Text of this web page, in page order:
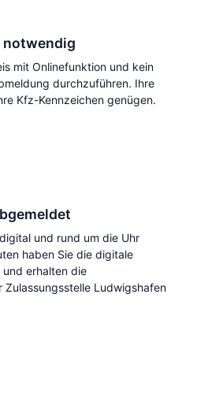
notwendig
mit Onlinefunktion und kein
durchzuführen. Ihre
Kfz-Kennzeichen genügen.
und rund um die Uhr
haben Sie die digitale
erhalten die
Ludwigshafen